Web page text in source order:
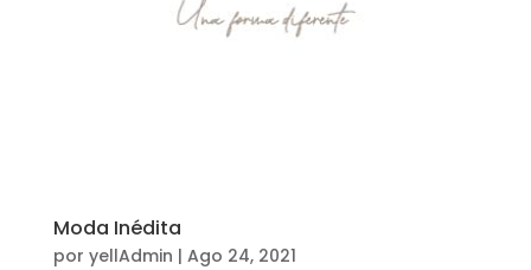
Moda Inédita
por yellAdmin | Ago 24, 2021